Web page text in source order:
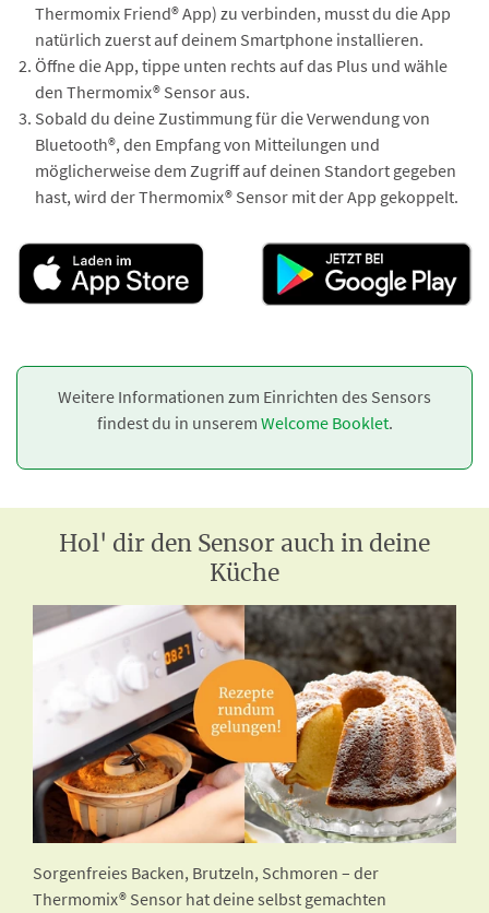
Thermomix Friend® App) zu verbinden, musst du die App
natürlich zuerst auf deinem Smartphone installieren.
Öffne die App, tippe unten rechts auf das Plus und wähle
den Thermomix® Sensor aus.
Sobald du deine Zustimmung für die Verwendung von
Bluetooth®, den Empfang von Mitteilungen und
möglicherweise dem Zugriff auf deinen Standort gegeben
hast, wird der Thermomix® Sensor mit der App gekoppelt.
Weitere Informationen zum Einrichten des Sensors
findest du in unserem Welcome Booklet.
Hol' dir den Sensor auch in deine
Küche
Sorgenfreies Backen, Brutzeln, Schmoren – der
Thermomix® Sensor hat deine selbst gemachten